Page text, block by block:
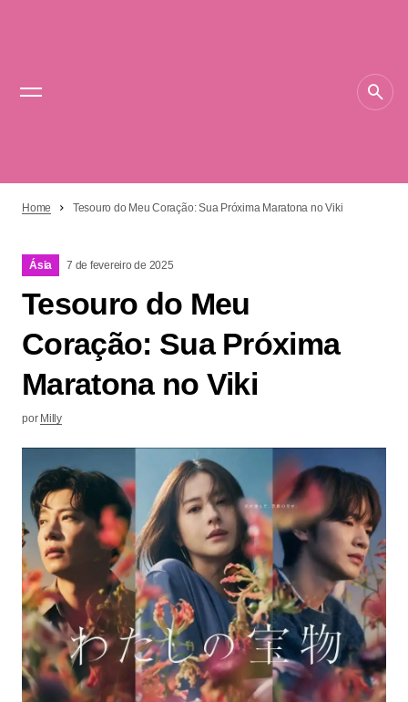
Home Tesouro do Meu Coração: Sua Próxima Maratona no Viki
Ásia 7 de fevereiro de 2025
Tesouro do Meu
Coração: Sua Próxima
Maratona no Viki
por Milly